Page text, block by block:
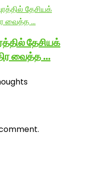
தேசியக்
வைத்த …